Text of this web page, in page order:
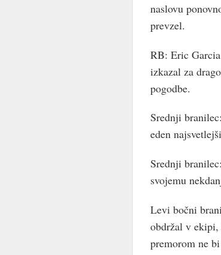
naslovu
prevzel.
RB: Eric
izkazal za
pogodbe.
Srednji
eden
Srednji
svojemu
Levi bočni
obdržal v ekipi,
premorom ne